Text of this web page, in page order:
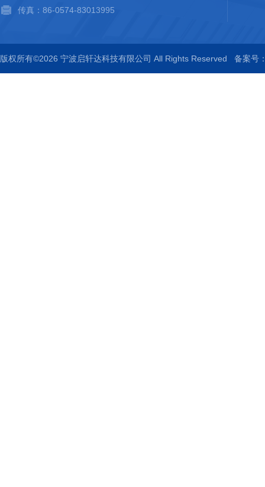
传真：86-0574-83013995
版权所有©2026 宁波启轩达科技有限公司 All Rights Reserved 备案号